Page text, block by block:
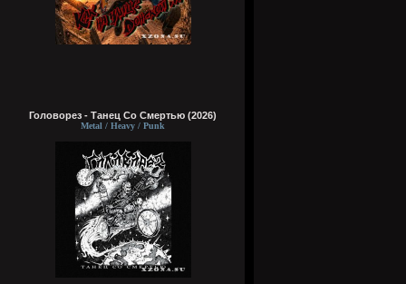
Головорез - Tанец Со Смертью (2026)
Metal / Heavy / Punk